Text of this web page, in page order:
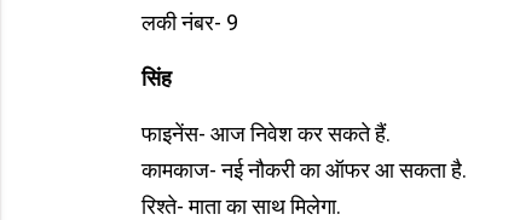
लकी नंबर- 9
सिंह
फाइनेंस- आज निवेश कर सकते हैं.
कामकाज- नई नौकरी का ऑफर आ सकता है.
रिश्ते- माता का साथ मिलेगा.